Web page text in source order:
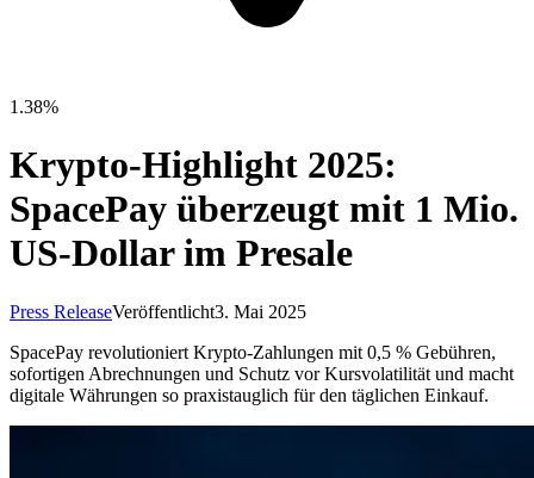
1.38%
Krypto-Highlight 2025:
SpacePay überzeugt mit 1 Mio.
US-Dollar im Presale
Press ReleaseVeröffentlicht3. Mai 2025
SpacePay revolutioniert Krypto-Zahlungen mit 0,5 % Gebühren,
sofortigen Abrechnungen und Schutz vor Kursvolatilität und macht
digitale Währungen so praxistauglich für den täglichen Einkauf.